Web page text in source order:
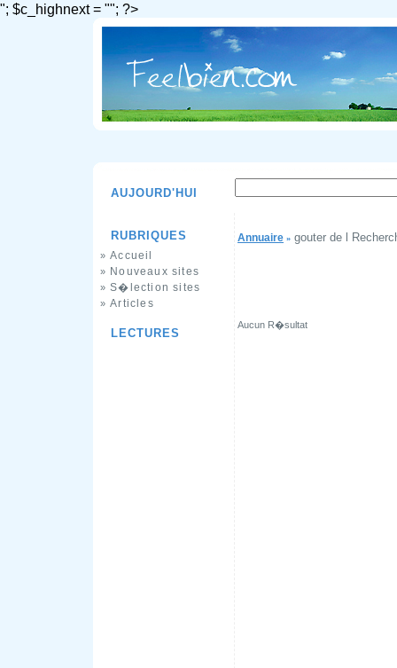
"; $c_highnext = ""; ?>
AUJOURD'HUI
RUBRIQUES
» Accueil
» Nouveaux sites
» S�lection sites
» Articles
LECTURES
Annuaire » gouter de l
Aucun R�sultat